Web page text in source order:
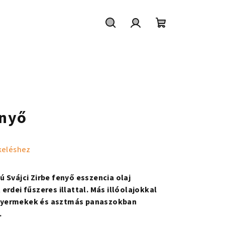
Zirbe fenyő esszencia olaj
erdei fűszeres illattal. Más illóolajokkal
és asztmás panaszokban